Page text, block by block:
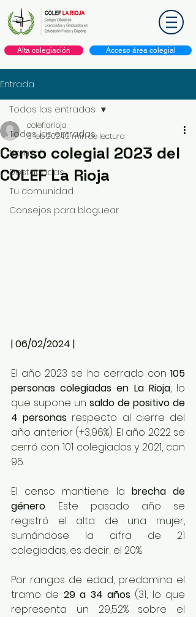
Alta colegiación Acceso área colegial
Entrada
Todas las entradas
Normal
Destacadas
Tu comunidad
Consejos para bloguear
Todas las entradas
Censo colegial 2023 del
COLEF La Rioja
coleflarioja
6 feb 20242 min de lectura
| 06/02/2024 |
El año 2023 se ha cerrado con 105
personas colegiadas en La Rioja, lo
que supone un saldo de positivo de
4 personas respecto al cierre del
año anterior (+3,96%). El año 2022 se
cerró con 101 colegiados y 2021, con
95.
El censo mantiene la brecha de
género. Este pasado año se
registró el alta de una mujer,
sumándose la cifra de 21
colegiadas, es decir; el 20%.
Por rangos de edad, predomina el
tramo de 29 a 34 años (31, lo que
representa un 29,52% sobre el